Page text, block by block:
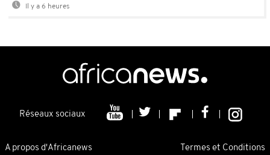
Il y a 6 heures
Réseaux sociaux
A propos d'Africanews Termes et Conditions